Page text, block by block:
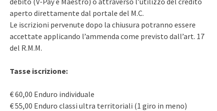
aperto direttamente dal portale del M.C.
Le iscrizioni pervenute dopo la chiusura potranno essere
accettate applicando l’ammenda come previsto dall’art. 17
del R.M.M.
Tasse iscrizione:
€ 60,00 Enduro individuale
€ 55,00 Enduro classi ultra territoriali (1 giro in meno)